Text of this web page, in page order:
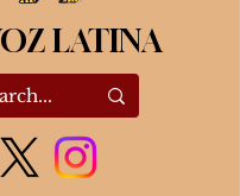
LATINA